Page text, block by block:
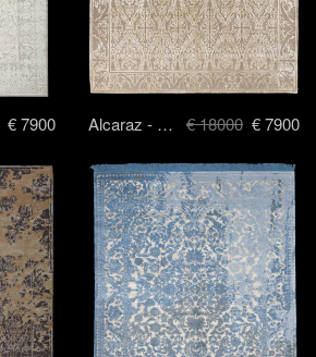
€ 7900 Alcaraz - 250 x 300 cm € 18000 € 7900